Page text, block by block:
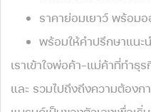
ราคาย่อมเยาว์ พร้อม
พร้อมให้คำปรึกษาแน
เราเข้าใจพ่อค้า-แม่ค้าที่ทำธุ
และ รวมไปถึงถึงความต้องก